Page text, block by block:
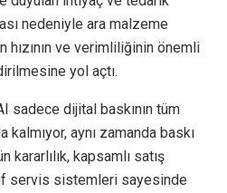
nedeniyle ara malzeme
hızının ve verimliliğinin önemli
yol açtı.
sadece dijital baskının tüm
aynı zamanda baskı
kapsamlı satış
servis sistemleri sayesinde